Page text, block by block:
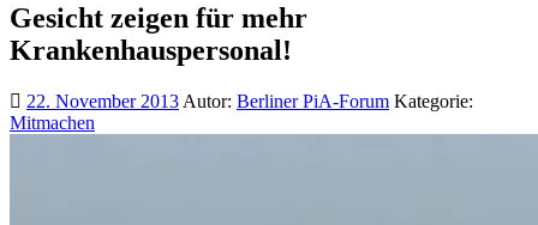
Gesicht zeigen für mehr
Krankenhauspersonal!
22. November 2013 Autor: Berliner PiA-Forum Kategorie:
Mitmachen